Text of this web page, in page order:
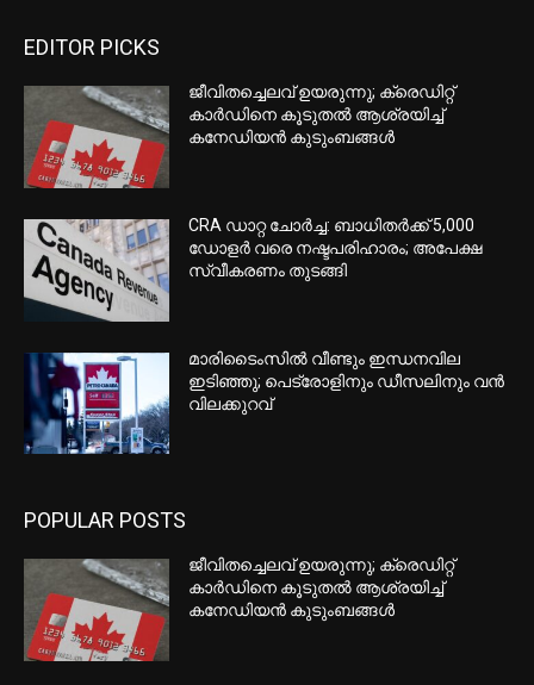
EDITOR PICKS
ജീവിതച്ചെലവ് ഉയരുന്നു; ക്രെഡിറ്റ്
കാർഡിനെ കൂടുതൽ ആശ്രയിച്ച്
കനേഡിയൻ കുടുംബങ്ങൾ
CRA ഡാറ്റ ചോർച്ച: ബാധിതർക്ക് 5,000
ഡോളർ വരെ നഷ്ടപരിഹാരം; അപേക്ഷ
സ്വീകരണം തുടങ്ങി
മാരിടൈംസിൽ വീണ്ടും ഇന്ധനവില
ഇടിഞ്ഞു; പെട്രോളിനും ഡീസലിനും വൻ
വിലക്കുറവ്
POPULAR POSTS
ജീവിതച്ചെലവ് ഉയരുന്നു; ക്രെഡിറ്റ്
കാർഡിനെ കൂടുതൽ ആശ്രയിച്ച്
കനേഡിയൻ കുടുംബങ്ങൾ